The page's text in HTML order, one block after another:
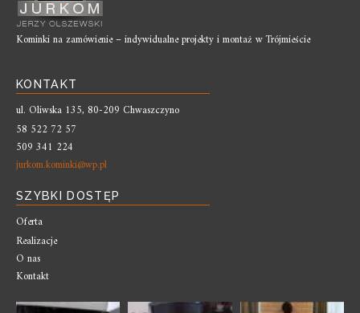
Kominki na zamówienie – indywidualne projekty i montaż w Trójmieście
KONTAKT
ul. Oliwska 135, 80-209 Chwaszczyno
58 522 72 57
509 341 224
jurkom.kominki@wp.pl
SZYBKI DOSTĘP
Oferta
Realizacje
O nas
Kontakt